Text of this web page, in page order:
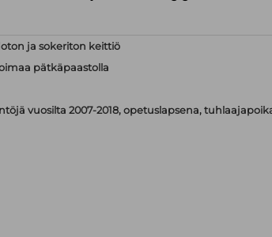
ja sokeriton keittiö
pätkäpaastolla
vuosilta 2007-2018, opetuslapsena,